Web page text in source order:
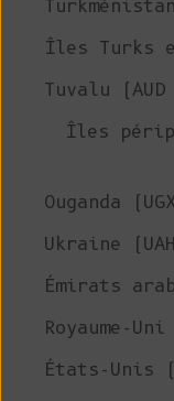
Îles Turks
Tuvalu (AUD
Îles
Ouganda
Ukraine
Royaume-
États-Unis